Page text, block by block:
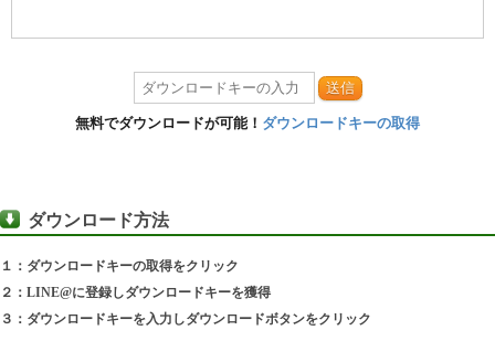
送信
無料でダウンロードが可能！ ダウンロードキーの取得
ダウンロード方法
１：ダウンロードキーの取得をクリック
２：LINE@に登録しダウンロードキーを獲得
３：ダウンロードキーを入力しダウンロードボタンをクリック